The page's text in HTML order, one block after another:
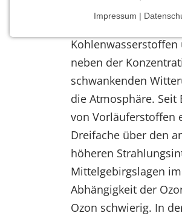
Ozon entsteht als
neben der
schwankenden
die Atmosphäre.
von Vorläuferstoffen
Dreifache über den
höheren
Mittelgebirgslagen
Abhängigkeit der
Ozon schwierig. In
Notwendige Cookies
Funktionen und sind für die
Einverständnis-Cookie
cookie_consent
Dieser Cookie speichert die
ausgewählten Einverständnis-
Impressum |